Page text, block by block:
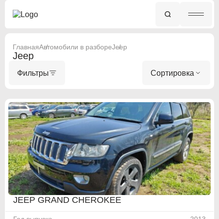
ГлавнаяАвтомобили в разбореJeep
Jeep
Фильтры Сортировка
JEEP GRAND CHEROKEE